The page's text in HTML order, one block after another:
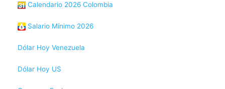
Calendario 2026 Colombia
Salario Mínimo 2026
Dólar Hoy Venezuela
Dólar Hoy US